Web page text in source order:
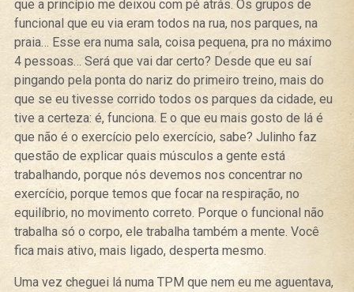
que a princípio me deixou com pé atrás. Os grupos de
funcional que eu via eram todos na rua, nos parques, na
praia… Esse era numa sala, coisa pequena, pra no máximo
4 pessoas… Será que vai dar certo? Desde que eu saí
pingando pela ponta do nariz do primeiro treino, mais do
que se eu tivesse corrido todos os parques da cidade, eu
tive a certeza: é, funciona. E o que eu mais gosto de lá é
que não é o exercício pelo exercício, sabe? Julinho faz
questão de explicar quais músculos a gente está
trabalhando, porque nós devemos nos concentrar no
exercício, porque temos que focar na respiração, no
equilíbrio, no movimento correto. Porque o funcional não
trabalha só o corpo, ele trabalha também a mente. Você
fica mais ativo, mais ligado, desperta mesmo.
Uma vez cheguei lá numa TPM que nem eu me aguentava,